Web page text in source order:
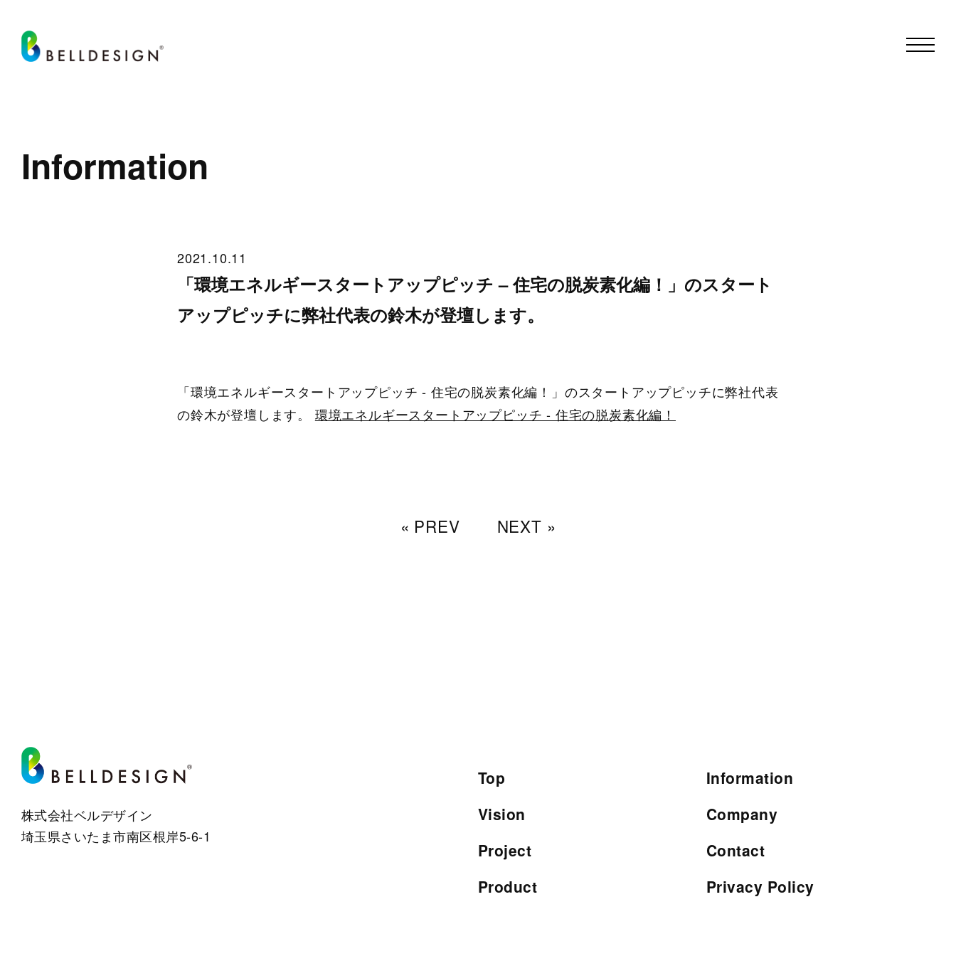
Information
2021.10.11
「環境エネルギースタートアップピッチ – 住宅の脱炭素化編！」のスタート
アップピッチに弊社代表の鈴木が登壇します。
「環境エネルギースタートアップピッチ - 住宅の脱炭素化編！」のスタートアップピッチに弊社代表
の鈴木が登壇します。 環境エネルギースタートアップピッチ - 住宅の脱炭素化編！
« PREV NEXT »
株式会社ベルデザイン
埼玉県さいたま市南区根岸5-6-1
Top
Vision
Project
Product
Information
Company
Contact
Privacy Policy